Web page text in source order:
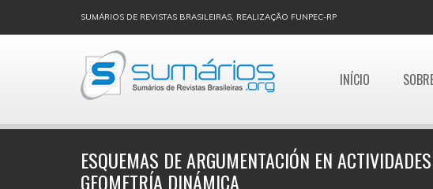
SUMÁRIOS DE REVISTAS BRASILEIRAS, REALIZAÇÃO FUNPEC-RP
INÍCIO
ESQUEMAS DE ARGUMENTACIÓN EN
GEOMETRÍA DINÁMICA